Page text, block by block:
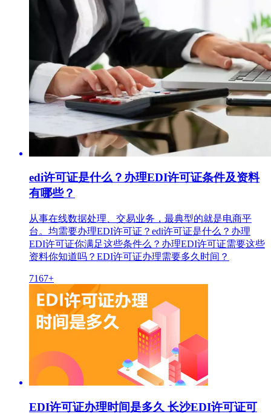
edi许可证是什么？办理EDI许可证条件及资料
有哪些？
从事在线数据处理、交易业务，最典型的就是电商平
台。均需要办理EDI许可证？edi许可证是什么？办理
EDI许可证你满足这些条件么？办理EDI许可证需要这些
资料你知道吗？EDI许可证办理需要多久时间？
7167+
EDI许可证办理时间是多久 长沙EDI许可证可